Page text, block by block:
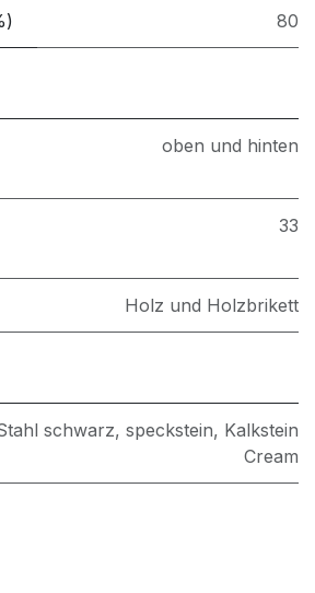
80
oben und hinten
33
Holz und Holzbrikett
schwarz, speckstein, Kalkstein
Cream